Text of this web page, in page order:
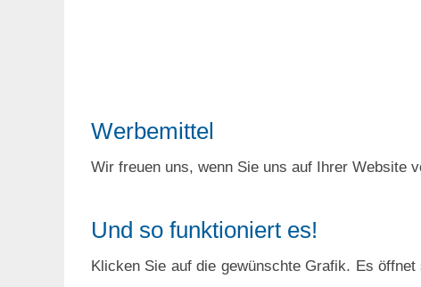
Werbemittel
Wir freuen uns, wenn Sie uns auf Ihrer Website
Und so funktioniert es!
Klicken Sie auf die gewünschte Grafik. Es